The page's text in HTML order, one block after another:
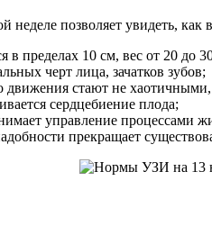
неделе позволяет увидеть, как
в пределах 10 см, вес от 20 до
черт лица, зачатков зубов;
движения стают не
сердцебиение плода;
управление процессами
прекращает